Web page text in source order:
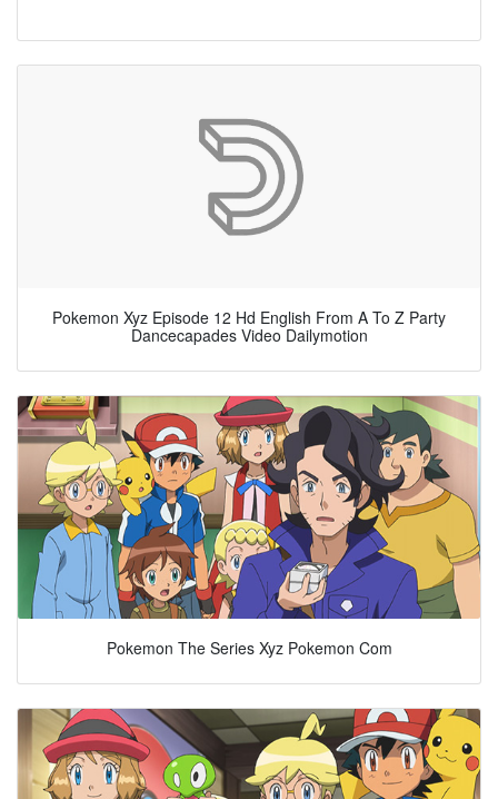
Pokemon Xyz Episode 12 Hd English From A To Z Party
Dancecapades Video Dailymotion
Pokemon The Series Xyz Pokemon Com